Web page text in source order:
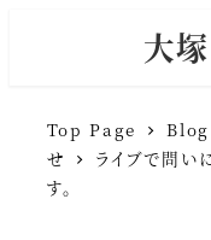
大
Top Page Blog
せ
ライブで問い
す。